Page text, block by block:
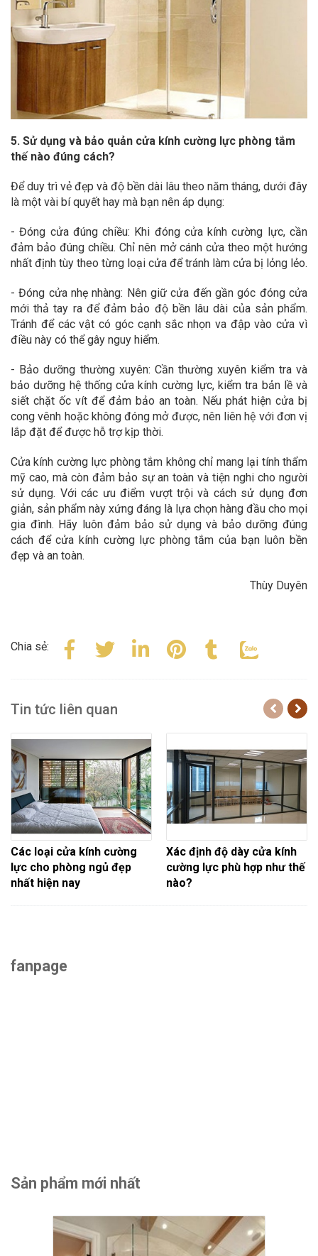
5. Sử dụng và bảo quản cửa kính cường lực phòng tắm
thế nào đúng cách?
Để duy trì vẻ đẹp và độ bền dài lâu theo năm tháng, dưới đây
là một vài bí quyết hay mà bạn nên áp dụng:
- Đóng cửa đúng chiều: Khi đóng cửa kính cường lực, cần
đảm bảo đúng chiều. Chỉ nên mở cánh cửa theo một hướng
nhất định tùy theo từng loại cửa để tránh làm cửa bị lỏng lẻo.
- Đóng cửa nhẹ nhàng: Nên giữ cửa đến gần góc đóng cửa
mới thả tay ra để đảm bảo độ bền lâu dài của sản phẩm.
Tránh để các vật có góc cạnh sắc nhọn va đập vào cửa vì
điều này có thể gây nguy hiểm.
- Bảo dưỡng thường xuyên: Cần thường xuyên kiểm tra và
bảo dưỡng hệ thống cửa kính cường lực, kiểm tra bản lề và
siết chặt ốc vít để đảm bảo an toàn. Nếu phát hiện cửa bị
cong vênh hoặc không đóng mở được, nên liên hệ với đơn vị
lắp đặt để được hỗ trợ kịp thời.
Cửa kính cường lực phòng tắm không chỉ mang lại tính thẩm
mỹ cao, mà còn đảm bảo sự an toàn và tiện nghi cho người
sử dụng. Với các ưu điểm vượt trội và cách sử dụng đơn
giản, sản phẩm này xứng đáng là lựa chọn hàng đầu cho mọi
gia đình. Hãy luôn đảm bảo sử dụng và bảo dưỡng đúng
cách để cửa kính cường lực phòng tắm của bạn luôn bền
đẹp và an toàn.
Thùy Duyên
Chia sẻ:
Tin tức liên quan
Các loại cửa kính cường
lực cho phòng ngủ đẹp
nhất hiện nay
Xác định độ dày cửa kính
cường lực phù hợp như thế
nào?
fanpage
Sản phẩm mới nhất